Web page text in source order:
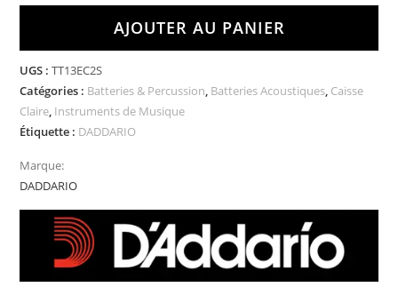
AJOUTER AU PANIER
UGS :TT13EC2S
Catégories : Batteries & Percussion, Batteries Acoustiques, Caisse
Claire, Instruments de Musique
Étiquette : DADDARIO
Marque:
DADDARIO